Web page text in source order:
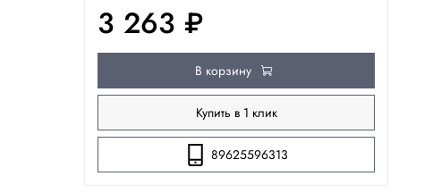
3 263 ₽
В корзину
Купить в 1 клик
89625596313